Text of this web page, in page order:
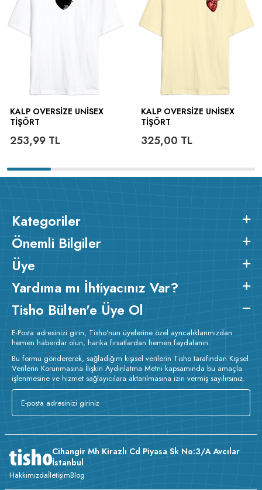
KALP OVERSIZE UNISEX
TIŞÖRT
253,99 TL
KALP OVERSIZE UNISEX
TIŞÖRT
325,00 TL
Kategoriler
Önemli Bilgiler
Üye
Yardıma mı İhtiyacınız Var?
Tisho Bülten'e Üye Ol
E-Posta adresinizi girin, Tisho'nun üyelerine özel ayrıcalıklarımızdan
hemen haberdar olun, harika fırsatlardan hemen faydalanın.
Bu formu göndererek, sağladığım kişisel verilerin Tisho tarafından Kişisel
Verilerin Korunmasına İlişkin Aydınlatma Metni kapsamında bu amaçla
işlenmesine ve hizmet sağlayıcılara aktarılmasına izin vermiş sayılırsınız.
Cihangir Mh Kirazlı Cd Piyasa Sk No:3/A Avcılar
İstanbul
HakkımızdaİletişimBlog